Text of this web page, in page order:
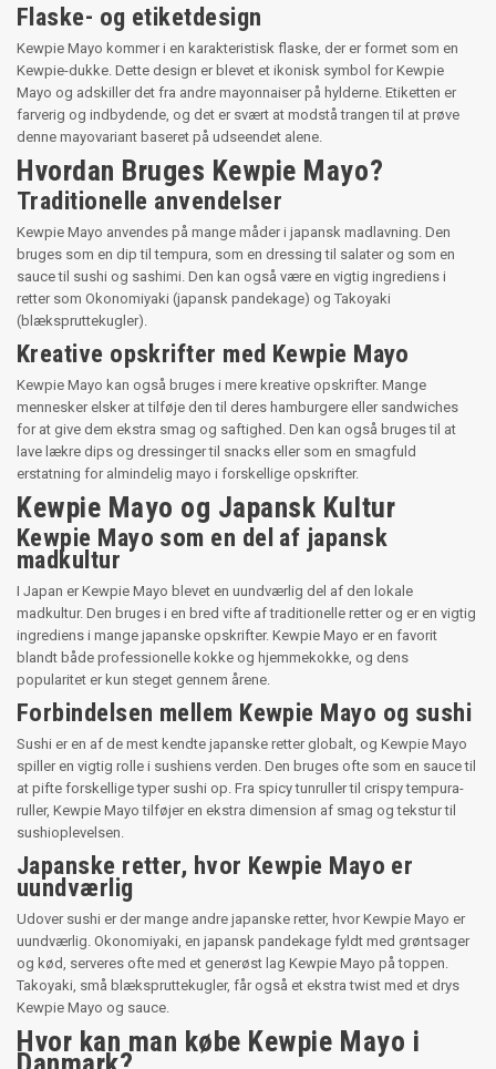
Flaske- og etiketdesign
Kewpie Mayo kommer i en karakteristisk flaske, der er formet som en
Kewpie-dukke. Dette design er blevet et ikonisk symbol for Kewpie
Mayo og adskiller det fra andre mayonnaiser på hylderne. Etiketten er
farverig og indbydende, og det er svært at modstå trangen til at prøve
denne mayovariant baseret på udseendet alene.
Hvordan Bruges Kewpie Mayo?
Traditionelle anvendelser
Kewpie Mayo anvendes på mange måder i japansk madlavning. Den
bruges som en dip til tempura, som en dressing til salater og som en
sauce til sushi og sashimi. Den kan også være en vigtig ingrediens i
retter som Okonomiyaki (japansk pandekage) og Takoyaki
(blækspruttekugler).
Kreative opskrifter med Kewpie Mayo
Kewpie Mayo kan også bruges i mere kreative opskrifter. Mange
mennesker elsker at tilføje den til deres hamburgere eller sandwiches
for at give dem ekstra smag og saftighed. Den kan også bruges til at
lave lækre dips og dressinger til snacks eller som en smagfuld
erstatning for almindelig mayo i forskellige opskrifter.
Kewpie Mayo og Japansk Kultur
Kewpie Mayo som en del af japansk
madkultur
I Japan er Kewpie Mayo blevet en uundværlig del af den lokale
madkultur. Den bruges i en bred vifte af traditionelle retter og er en vigtig
ingrediens i mange japanske opskrifter. Kewpie Mayo er en favorit
blandt både professionelle kokke og hjemmekokke, og dens
popularitet er kun steget gennem årene.
Forbindelsen mellem Kewpie Mayo og sushi
Sushi er en af de mest kendte japanske retter globalt, og Kewpie Mayo
spiller en vigtig rolle i sushiens verden. Den bruges ofte som en sauce til
at pifte forskellige typer sushi op. Fra spicy tunruller til crispy tempura-
ruller, Kewpie Mayo tilføjer en ekstra dimension af smag og tekstur til
sushioplevelsen.
Japanske retter, hvor Kewpie Mayo er
uundværlig
Udover sushi er der mange andre japanske retter, hvor Kewpie Mayo er
uundværlig. Okonomiyaki, en japansk pandekage fyldt med grøntsager
og kød, serveres ofte med et generøst lag Kewpie Mayo på toppen.
Takoyaki, små blækspruttekugler, får også et ekstra twist med et drys
Kewpie Mayo og sauce.
Hvor kan man købe Kewpie Mayo i